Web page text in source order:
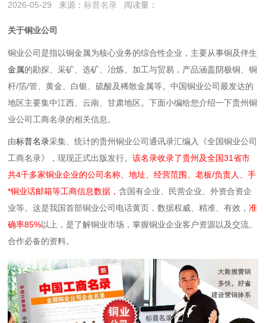
2026-05-29 来源：标普名录 阅读量：
关于铜业公司
铜业公司是指以铜金属为核心业务的综合性企业，主要从事铜及伴生
金属的勘探、采矿、选矿、冶炼、加工与贸易，产品涵盖阴极铜、铜
杆/箔/管、黄金、白银、硫酸及稀散金属等。中国铜业公司最发达的
地区主要集中江西、云南、甘肃‌‌地区。下面小编给您介绍一下贵州铜
业公司工商名录的相关信息。
由标普名录采集、统计的贵州铜业公司通讯录汇编入《全国铜业公司
工商名录》，现现正式出版发行。该名录收录了贵州及全国31省市
共4千多家铜业企业的公司名称、地址、经营范围、老板/负责人、手
*铜业话邮箱等工商信息数据，含国有企业、民营企业、外资合资企
业等。这是我国首部铜业公司电话黄页，数据权威、精准、有效，准
确率85%以上，是了解铜业市场，掌握铜业企业客户资源以及交流、
合作必备的资料。